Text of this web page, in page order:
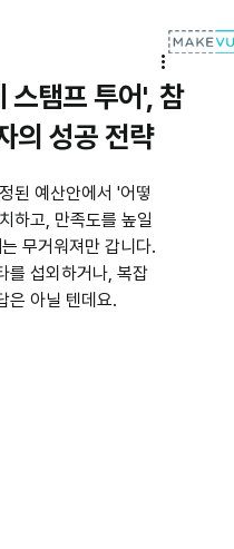
스탬프 투어', 참
의 성공 전략
된 예산안에서 '어떻
하고, 만족도를 높일
무거워져만 갑니다.
를 섭외하거나, 복잡
은 아닐 텐데요.